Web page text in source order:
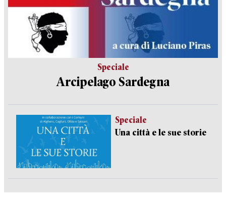
Speciale
Arcipelago Sardegna
Speciale
Una città e le sue storie